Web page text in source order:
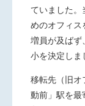
ていました
めのオフィス
増員が及ばず
小を決定しま
移転先（旧オ
動前」駅を最